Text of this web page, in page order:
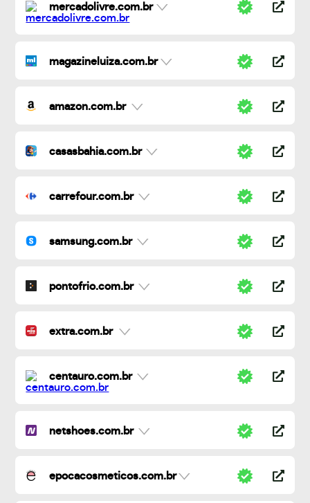
mercadolivre.com.br
magazineluiza.com.br
amazon.com.br
casasbahia.com.br
carrefour.com.br
samsung.com.br
pontofrio.com.br
extra.com.br
centauro.com.br
netshoes.com.br
epocacosmeticos.com.br